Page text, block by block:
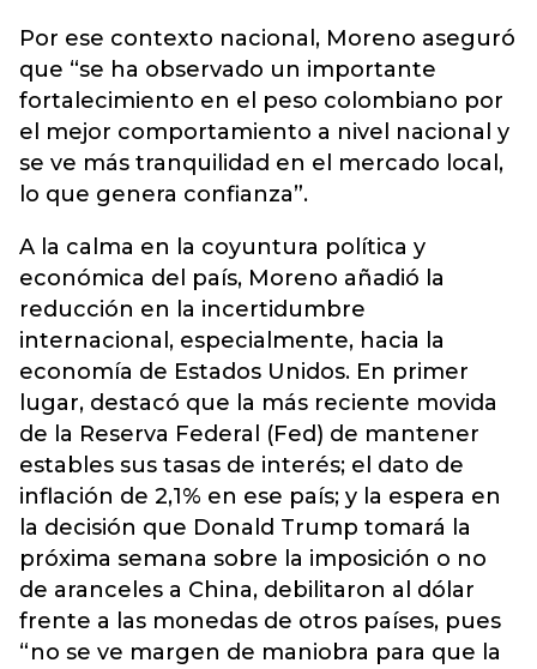
Por ese contexto nacional, Moreno aseguró
que “se ha observado un importante
fortalecimiento en el peso colombiano por
el mejor comportamiento a nivel nacional y
se ve más tranquilidad en el mercado local,
lo que genera confianza”.
A la calma en la coyuntura política y
económica del país, Moreno añadió la
reducción en la incertidumbre
internacional, especialmente, hacia la
economía de Estados Unidos. En primer
lugar, destacó que la más reciente movida
de la Reserva Federal (Fed) de mantener
estables sus tasas de interés; el dato de
inflación de 2,1% en ese país; y la espera en
la decisión que Donald Trump tomará la
próxima semana sobre la imposición o no
de aranceles a China, debilitaron al dólar
frente a las monedas de otros países, pues
“no se ve margen de maniobra para que la